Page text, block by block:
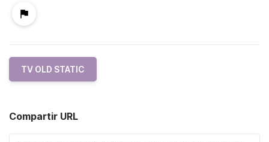
TV OLD STATIC
Compartir URL